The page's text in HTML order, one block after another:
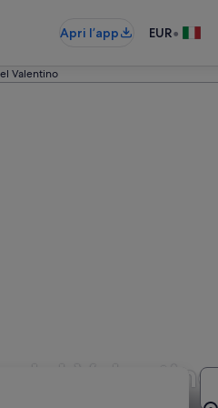
Apri l’app EUR•
Valentino
del Valentino